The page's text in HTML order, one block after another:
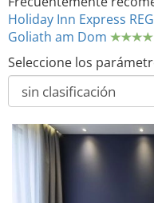
Holiday Inn Express
Goliath am Dom
Seleccione los